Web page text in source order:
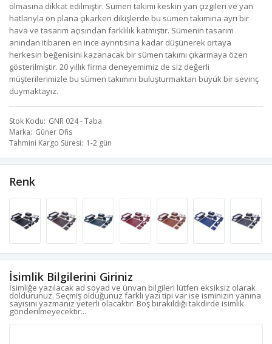
olmasına dikkat edilmiştir. Sümen takımı keskin yan çizgileri ve yan
hatlarıyla ön plana çıkarken dikişlerde bu sümen takımına ayrı bir
hava ve tasarım açısından farklılık katmıştır. Sümenin tasarım
anından itibaren en ince ayrıntısına kadar düşünerek ortaya
herkesin beğenisini kazanacak bir sümen takımı çıkarmaya özen
gösterilmiştir. 20 yıllık firma deneyemimiz de siz değerli
müşterilerimizle bu sümen takımını buluşturmaktan büyük bir sevinç
duymaktayız.
Stok Kodu GNR 024 - Taba
Marka Güner Ofis
Tahmini Kargo Süresi 1-2 gün
Renk
İsimlik Bilgilerini Giriniz
İsimliğe yazılacak ad soyad ve ünvan bilgileri lütfen eksiksiz olarak
doldurunuz. Seçmiş olduğunuz farklı yazı tipi var ise isminizin yanına
sayısını yazmanız yeterli olacaktır. Boş bırakıldığı takdirde isimlik
gönderilmeyecektir...